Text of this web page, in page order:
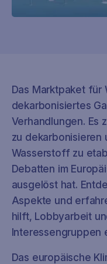
Das Marktpaket für
dekarbonisiertes
Verhandlungen. Es
zu dekarbonisieren
Wasserstoff zu
Debatten im
ausgelöst hat.
Aspekte und
hilft, Lobbyarbeit
Interessengruppen
Das europäische